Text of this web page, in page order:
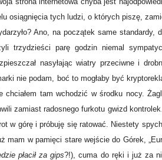
osiągnięcia tych ludzi, o których piszę,
Ano, na początek same standardy,
trzydzieści parę godzin niemal
nasyłając wiatry przeciwne i
nie podam, boć to mogłaby być
chciałem tam wchodzić w środku nocy.
zamiast radosnego furkotu gwizd
w górę i próbuję się ratować. Niestety
mam w pamięci stare wejście do Górek,
płacił za gips?!), cuma do ręki i już za